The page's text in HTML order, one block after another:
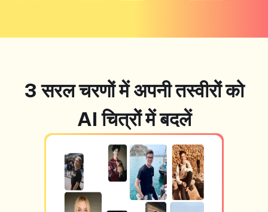
3 सरल चरणों में अपनी तस्वीरों को
AI चित्रों में बदलें